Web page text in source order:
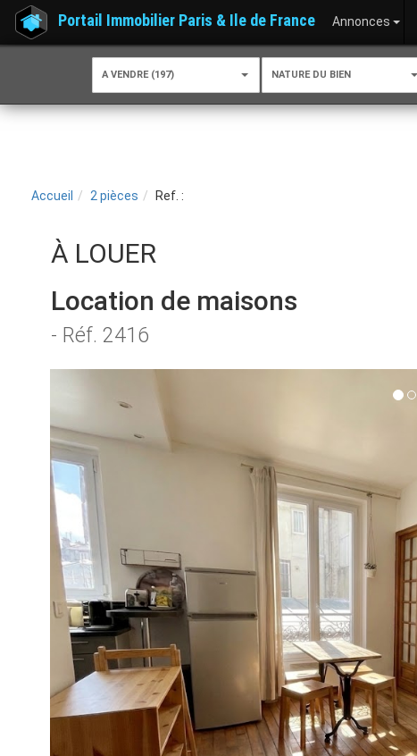
Portail Immobilier Paris & Ile de France Annonces
A VENDRE (197) NATURE DU BIEN
Accueil 2 pièces Ref. :
À LOUER
Location de maisons
- Réf. 2416